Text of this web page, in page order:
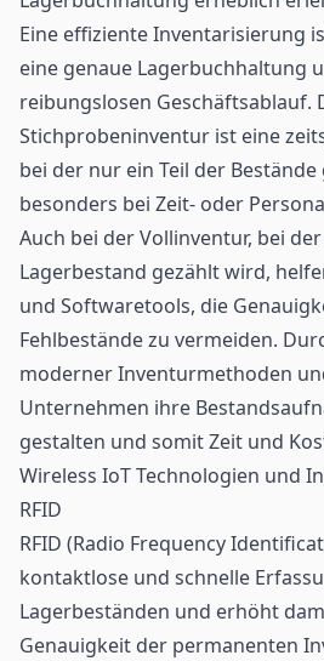
Eine effiziente Inventarisierung
eine genaue Lagerbuchhaltung
reibungslosen Geschäftsablauf.
Stichprobeninventur ist eine
bei der nur ein Teil der
besonders bei Zeit- oder
Auch bei der Vollinventur, bei
Lagerbestand gezählt wird,
und Softwaretools, die
Fehlbestände zu vermeiden.
moderner Inventurmethoden
Unternehmen ihre
gestalten und somit Zeit und
Wireless IoT Technologien und
RFID
RFID (Radio Frequency
kontaktlose und schnelle
Lagerbeständen und erhöht
Genauigkeit der permanenten